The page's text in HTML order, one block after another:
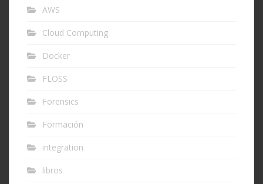
AWS
Cloud Computing
Docker
FLOSS
Forensics
Formación
integration
libros